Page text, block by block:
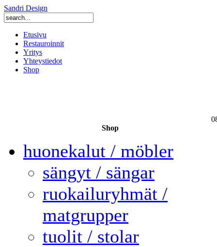
Sandri Design
Etusivu
Restauroinnit
Yritys
Yhteystiedot
Shop
Shop
huonekalut / möbler
sängyt / sängar
ruokailuryhmät /
matgrupper
tuolit / stolar